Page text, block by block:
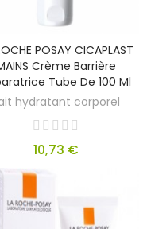
POSAY CICAPLAST
Crème Barrière
Tube De 100 Ml
hydratant corporel
10,73 €